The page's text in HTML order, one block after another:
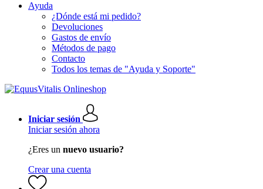
Ayuda
¿Dónde está mi pedido?
Devoluciones
Gastos de envío
Métodos de pago
Contacto
Todos los temas de "Ayuda y Soporte"
Iniciar sesión
Iniciar sesión ahora
¿Eres un nuevo usuario?
Crear una cuenta